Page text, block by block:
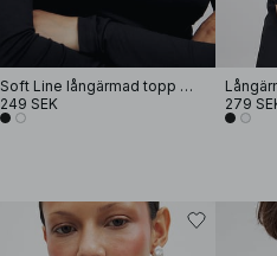
Soft Line långärmad topp med tratthals
249 SEK
279